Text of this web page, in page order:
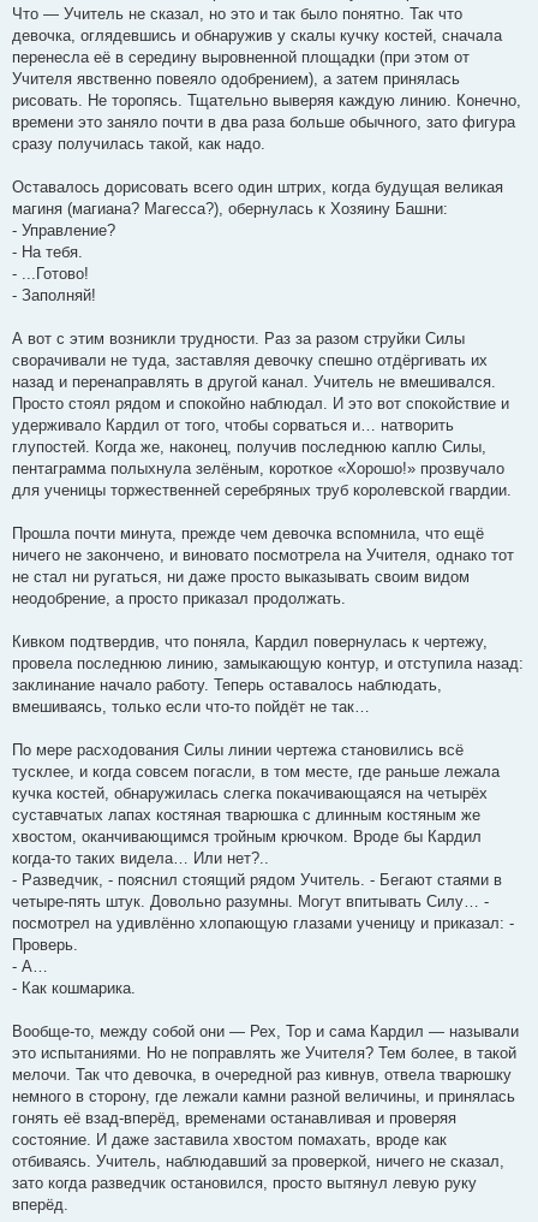
Что — Учитель не сказал, но это и так было понятно. Так что
девочка, оглядевшись и обнаружив у скалы кучку костей, сначала
перенесла её в середину выровненной площадки (при этом от
Учителя явственно повеяло одобрением), а затем принялась
рисовать. Не торопясь. Тщательно выверяя каждую линию. Конечно,
времени это заняло почти в два раза больше обычного, зато фигура
сразу получилась такой, как надо.
Оставалось дорисовать всего один штрих, когда будущая великая
магиня (магиана? Магесса?), обернулась к Хозяину Башни:
- Управление?
- На тебя.
- ...Готово!
- Заполняй!
А вот с этим возникли трудности. Раз за разом струйки Силы
сворачивали не туда, заставляя девочку спешно отдёргивать их
назад и перенаправлять в другой канал. Учитель не вмешивался.
Просто стоял рядом и спокойно наблюдал. И это вот спокойствие и
удерживало Кардил от того, чтобы сорваться и… натворить
глупостей. Когда же, наконец, получив последнюю каплю Силы,
пентаграмма полыхнула зелёным, короткое «Хорошо!» прозвучало
для ученицы торжественней серебряных труб королевской гвардии.
Прошла почти минута, прежде чем девочка вспомнила, что ещё
ничего не закончено, и виновато посмотрела на Учителя, однако тот
не стал ни ругаться, ни даже просто выказывать своим видом
неодобрение, а просто приказал продолжать.
Кивком подтвердив, что поняла, Кардил повернулась к чертежу,
провела последнюю линию, замыкающую контур, и отступила назад:
заклинание начало работу. Теперь оставалось наблюдать,
вмешиваясь, только если что-то пойдёт не так…
По мере расходования Силы линии чертежа становились всё
тусклее, и когда совсем погасли, в том месте, где раньше лежала
кучка костей, обнаружилась слегка покачивающаяся на четырёх
суставчатых лапах костяная тварюшка с длинным костяным же
хвостом, оканчивающимся тройным крючком. Вроде бы Кардил
когда-то таких видела… Или нет?..
- Разведчик, - пояснил стоящий рядом Учитель. - Бегают стаями в
четыре-пять штук. Довольно разумны. Могут впитывать Силу… -
посмотрел на удивлённо хлопающую глазами ученицу и приказал: -
Проверь.
- А…
- Как кошмарика.
Вообще-то, между собой они — Рех, Тор и сама Кардил — называли
это испытаниями. Но не поправлять же Учителя? Тем более, в такой
мелочи. Так что девочка, в очередной раз кивнув, отвела тварюшку
немного в сторону, где лежали камни разной величины, и принялась
гонять её взад-вперёд, временами останавливая и проверяя
состояние. И даже заставила хвостом помахать, вроде как
отбиваясь. Учитель, наблюдавший за проверкой, ничего не сказал,
зато когда разведчик остановился, просто вытянул левую руку
вперёд.